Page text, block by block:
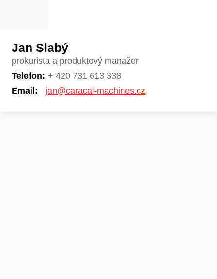
Jan Slabý
prokurista a produktový manažer
Telefon: + 420 731 613 338
Email:
jan@caracal-machines.cz